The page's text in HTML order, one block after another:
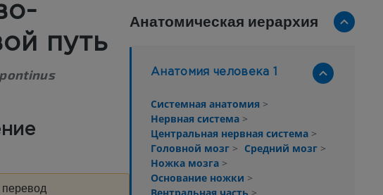
путь
Анатомическая иерархия
Анатомия человека 1
Системная анатомия >
Нервная система >
Центральная нервная система >
Головной мозг > Средний мозг >
Ножка мозга >
Основание ножки >